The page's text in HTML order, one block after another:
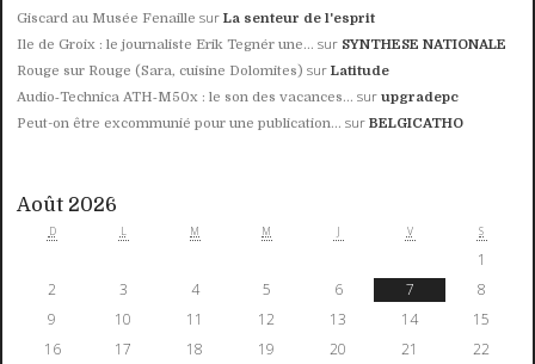
Giscard au Musée Fenaille surLa senteur de l'esprit
Ile de Groix : le journaliste Erik Tegnér une... sur SYNTHESE NATIONALE
Rouge sur Rouge (Sara, cuisine Dolomites) surLatitude
Audio‑Technica ATH‑M50x : le son des vacances... surupgradepc
Peut-on être excommunié pour une publication... surBELGICATHO
Août 2026
D L M M V S
1
2
3 4 5 6 7
8
9
10 11 12 13 14
15
16
17 18 19 20 21
22